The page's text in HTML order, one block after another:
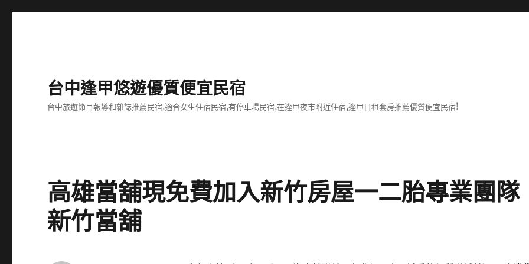
台中逢甲悠遊優質便宜民宿
台中旅遊節目報導和雜誌推薦民宿,適合女生住宿民宿,有停車場民宿,在逢甲夜市附近住宿,逢甲日租套房推薦優質便宜民宿!
高雄當舖現免費加入新竹房屋一二胎專業團隊
新竹當舖